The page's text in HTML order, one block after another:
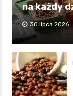
na każdy
30 lipca 2026